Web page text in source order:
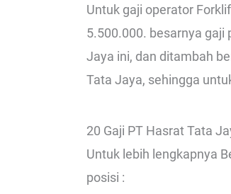
Untuk gaji operator
5.500.000. besarnya gaji
Jaya ini, dan ditambah
Tata Jaya, sehingga
20 Gaji PT Hasrat Tata
Untuk lebih lengkapnya
posisi :